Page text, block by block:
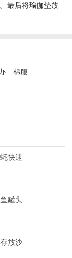
最后将瑜伽垫放
办 棉服
快速
罐头
放沙